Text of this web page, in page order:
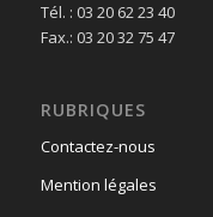
Tél. : 03 20 62 23 40
Fax.: 03 20 32 75 47
RUBRIQUES
Contactez-nous
Mention légales